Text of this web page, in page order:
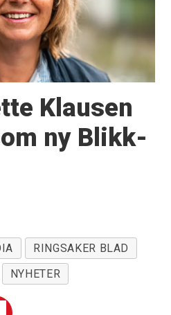
Klausen
ny Blikk-
RINGSAKER BLAD
NYHETER